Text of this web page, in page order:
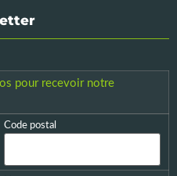
pour recevoir notre
Code postal